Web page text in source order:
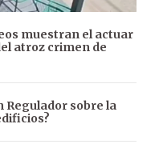
muestran el actuar
atroz crimen de
Regulador sobre la